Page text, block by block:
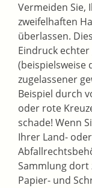
Vermeiden Sie,
zweifelhaften
überlassen.
Eindruck
(beispielsweise
zugelassener
Beispiel durch
oder rote
schade! Wenn
Ihrer Land-
Sammlung dort
Papier- und